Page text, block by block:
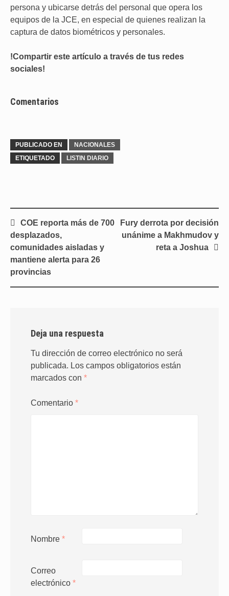
persona y ubicarse detrás del personal que opera los
equipos de la JCE, en especial de quienes realizan la
captura de datos biométricos y personales.
!Compartir este artículo a través de tus redes
sociales!
Comentarios
PUBLICADO EN
NACIONALES
ETIQUETADO
LISTIN DIARIO
Navegación
de
entradas
COE reporta más de 700
desplazados,
comunidades aisladas y
mantiene alerta para 26
provincias
Fury derrota por decisión
unánime a Makhmudov y
reta a Joshua
Deja una respuesta
Tu dirección de correo electrónico no será
publicada. Los campos obligatorios están
marcados con *
Comentario *
Nombre *
Correo
electrónico *